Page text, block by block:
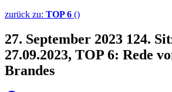
zurück zu: TOP 6 ()
27. September 2023 124.
27.09.2023, TOP 6: Rede
Brandes